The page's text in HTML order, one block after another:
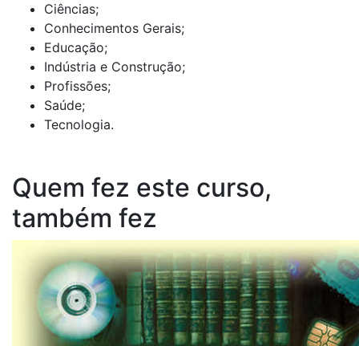
Ciências;
Conhecimentos Gerais;
Educação;
Indústria e Construção;
Profissões;
Saúde;
Tecnologia.
Quem fez este curso,
também fez